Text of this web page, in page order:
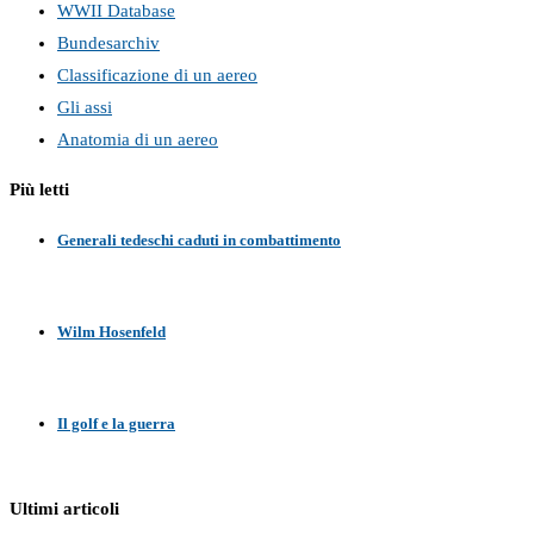
WWII Database
Bundesarchiv
Classificazione di un aereo
Gli assi
Anatomia di un aereo
Più letti
Generali tedeschi caduti in combattimento
Wilm Hosenfeld
Il golf e la guerra
Ultimi articoli